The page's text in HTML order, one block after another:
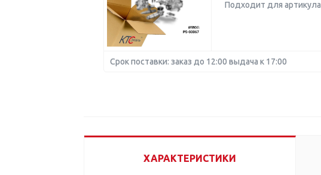
Подходит для артикула
Срок поставки: заказ до 12:00 выдача к 17:00
ХАРАКТЕРИСТИКИ